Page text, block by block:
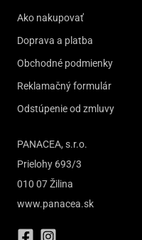
Ako nakupovať
Doprava a platba
Obchodné podmienky
Reklamačný formulár
Odstúpenie od zmluvy
PANACEA, s.r.o.
Prielohy 693/3
010 07 Žilina
www.panacea.sk